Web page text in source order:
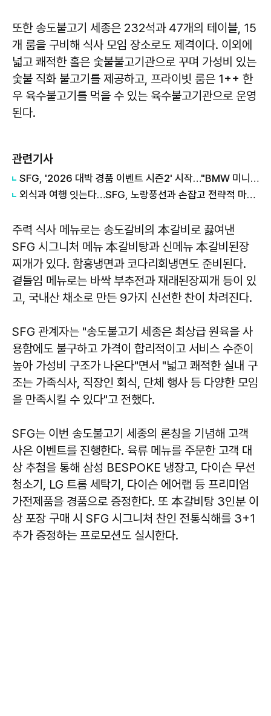
또한 송도불고기 세종은 232석과 47개의 테이블, 15
개 룸을 구비해 식사 모임 장소로도 제격이다. 이외에
넓고 쾌적한 홀은 숯불불고기관으로 꾸며 가성비 있는
숯불 직화 불고기를 제공하고, 프라이빗 룸은 1++ 한
우 육수불고기를 먹을 수 있는 육수불고기관으로 운영
된다.
관련기사
SFG, '2026 대박 경품 이벤트 시즌2' 시작…"BMW 미니 등 1억 원 경품"
외식과 여행 잇는다…SFG, 노랑풍선과 손잡고 전략적 마케팅 협약
주력 식사 메뉴로는 송도갈비의 本갈비로 끓여낸
SFG 시그니처 메뉴 本갈비탕과 신메뉴 本갈비된장
찌개가 있다. 함흥냉면과 코다리회냉면도 준비된다.
곁들임 메뉴로는 바싹 부추전과 재래된장찌개 등이 있
고, 국내산 채소로 만든 9가지 신선한 찬이 차려진다.
SFG 관계자는 "송도불고기 세종은 최상급 원육을 사
용함에도 불구하고 가격이 합리적이고 서비스 수준이
높아 가성비 구조가 나온다"면서 "넓고 쾌적한 실내 구
조는 가족식사, 직장인 회식, 단체 행사 등 다양한 모임
을 만족시킬 수 있다"고 전했다.
SFG는 이번 송도불고기 세종의 론칭을 기념해 고객
사은 이벤트를 진행한다. 육류 메뉴를 주문한 고객 대
상 추첨을 통해 삼성 BESPOKE 냉장고, 다이슨 무선
청소기, LG 트롬 세탁기, 다이슨 에어랩 등 프리미엄
가전제품을 경품으로 증정한다. 또 本갈비탕 3인분 이
상 포장 구매 시 SFG 시그니처 찬인 전통식해를 3+1
추가 증정하는 프로모션도 실시한다.